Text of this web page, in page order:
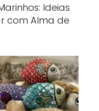
Ideias
com Alma de